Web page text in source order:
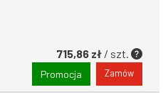
715,86 zł / szt.
Promocja Zamów